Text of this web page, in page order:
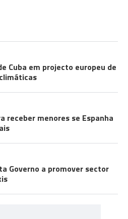
Cuba em projecto europeu de
receber menores se Espanha
Governo a promover sector